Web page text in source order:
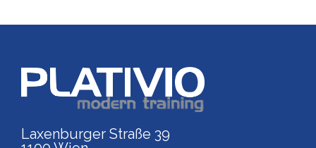
Link zu https://
Laxenburger Straße 39